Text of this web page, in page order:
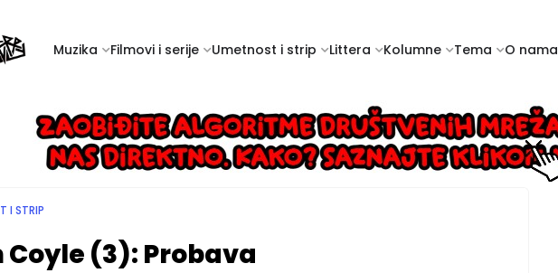
Muzika Filmovi i serije Umetnost i strip Littera Kolumne Tema O nama
I STRIP
(3): Probava